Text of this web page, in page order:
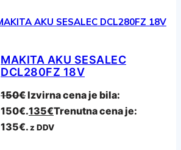
MAKITA AKU SESALEC
DCL280FZ 18V
150€Izvirna cena je bila:
150€.135€Trenutna cena je:
135€.z DDV